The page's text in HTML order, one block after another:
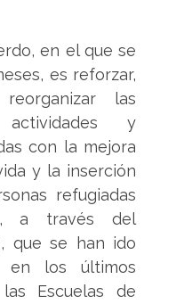
en el que se
es reforzar,
las
actividades y
con la mejora
y la inserción
refugiadas
a través del
que se han ido
en los últimos
Escuelas de